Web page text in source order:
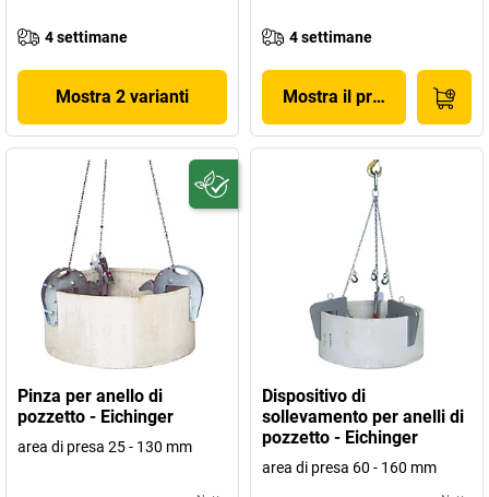
4 settimane
Mostra 2 varianti
4 settimane
Mostra il prodotto
Pinza per anello di
pozzetto - Eichinger
area di presa 25 - 130 mm
Dispositivo di
sollevamento per anelli di
pozzetto - Eichinger
area di presa 60 - 160 mm